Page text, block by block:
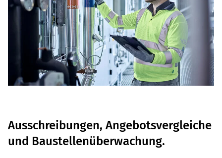
Ausschreibungen, Angebotsvergleiche
und Baustellenüberwachung.